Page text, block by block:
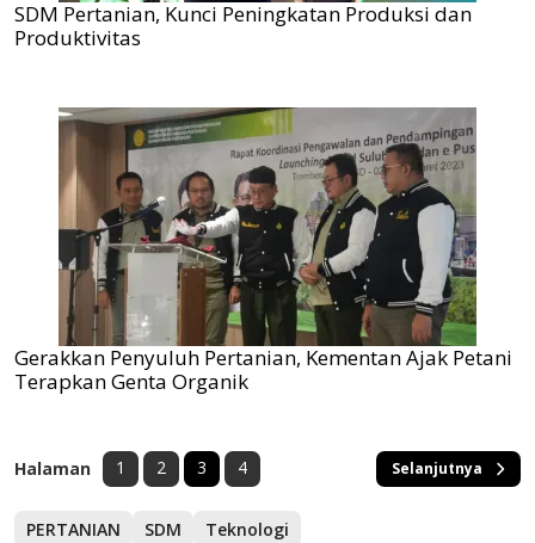
SDM Pertanian, Kunci Peningkatan Produksi dan
Produktivitas
Gerakkan Penyuluh Pertanian, Kementan Ajak Petani
Terapkan Genta Organik
Halaman 1 2 3 4 Selanjutnya
PERTANIAN SDM Teknologi